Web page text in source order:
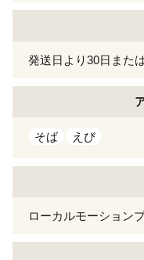
発送日より30日また
そば えび
ローカルモーション